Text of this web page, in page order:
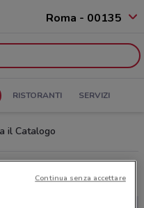
Roma - 00135
RISTORANTI SERVIZI
il Catalogo
Capviaggi
Continua senza accettare